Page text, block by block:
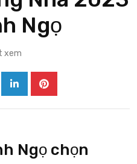
Ngọ
xem
LinkedInPinterest
Ngọ chọn